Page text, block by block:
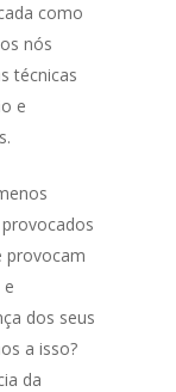
como
nós
técnicas
e
provocam
dos seus
a isso?
da